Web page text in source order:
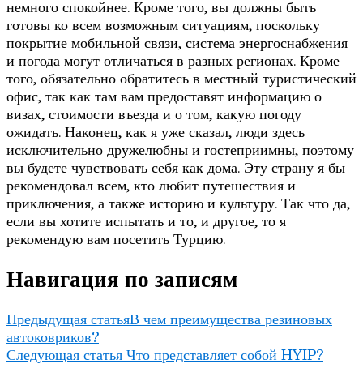
немного спокойнее. Кроме того, вы должны быть
готовы ко всем возможным ситуациям, поскольку
покрытие мобильной связи, система энергоснабжения
и погода могут отличаться в разных регионах. Кроме
того, обязательно обратитесь в местный туристический
офис, так как там вам предоставят информацию о
визах, стоимости въезда и о том, какую погоду
ожидать. Наконец, как я уже сказал, люди здесь
исключительно дружелюбны и гостеприимны, поэтому
вы будете чувствовать себя как дома. Эту страну я бы
рекомендовал всем, кто любит путешествия и
приключения, а также историю и культуру. Так что да,
если вы хотите испытать и то, и другое, то я
рекомендую вам посетить Турцию.
Навигация по записям
Предыдущая статьяВ чем преимущества резиновых
автоковриков?
Следующая статья Что представляет собой HYIP?